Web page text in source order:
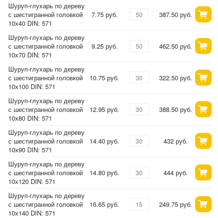
Шуруп-глухарь по дереву
с шестигранной головкой
10х40 DIN: 571
7.75 руб. 387.50 руб.
Шуруп-глухарь по дереву
с шестигранной головкой
10х70 DIN: 571
9.25 руб. 462.50 руб.
Шуруп-глухарь по дереву
с шестигранной головкой
10х100 DIN: 571
10.75 руб. 322.50 руб.
Шуруп-глухарь по дереву
с шестигранной головкой
10х80 DIN: 571
12.95 руб. 388.50 руб.
Шуруп-глухарь по дереву
с шестигранной головкой
10х90 DIN: 571
14.40 руб. 432 руб.
Шуруп-глухарь по дереву
с шестигранной головкой
10х120 DIN: 571
14.80 руб. 444 руб.
Шуруп-глухарь по дереву
с шестигранной головкой
10х140 DIN: 571
16.65 руб. 249.75 руб.